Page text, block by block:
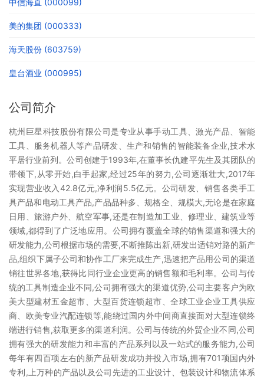
中信海直 (000099)
美的集团 (000333)
海天股份 (603759)
皇台酒业 (000995)
公司简介
杭州巨星科技股份有限公司是专业从事手动工具、激光产品、智能
工具、服务机器人等产品研发、生产和销售的智能装备企业,技术水
平居行业前列。公司创建于1993年,在董事长仇建平先生及其团队的
带领下,从零开始,白手起家,经过25年的努力,公司逐渐壮大,2017年
实现营业收入42.8亿元,净利润5.5亿元。公司研发、销售各类手工
具产品和电动工具产品,产品品种多、规格全、规模大,无论是在家庭
日用、旅游户外、航空军事,还是在制造加工业、修理业、建筑业等
领域,都得到了广泛地应用。公司拥有覆盖全球的销售渠道和强大的
研发能力,公司根据市场的需要,不断推陈出新,研发出适销对路的新产
品,组织下属子公司和协作工厂来完成生产,迅速把产品用公司的渠道
销往世界各地,获得比同行业企业更高的销售额和毛利率。公司与传
统的工具制造企业不同,公司拥有强大的渠道优势,公司主要客户为欧
美大型建材五金超市、大型百货连锁超市、全球工业企业工具供应
商、欧美专业汽配连锁等,能绕过国内外中间商直接面对大型连锁终
端进行销售,获取更多的渠道利润。公司与传统的外贸企业不同,公司
拥有强大的研发能力和丰富的产品系列以及一站式的服务能力,公司
每年有四百项左右的新产品研发成功并投入市场,拥有701项国内外
专利,上万种的产品以及公司先进的工业设计、包装设计和物流体系